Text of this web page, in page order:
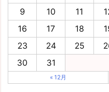
9
10 11
16
17 18
23
24 25
30
31
« 12月